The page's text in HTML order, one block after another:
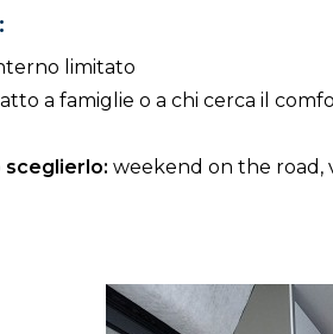
limitato
a famiglie o a chi cerca il
sceglierlo: weekend on the road,